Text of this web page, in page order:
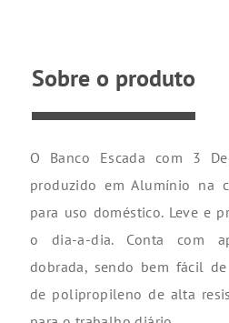
Sobre o produto
O Banco Escada com 3
produzido em Alumínio na
para uso doméstico. Leve e
o dia-a-dia. Conta com
dobrada, sendo bem fácil
de polipropileno de alta